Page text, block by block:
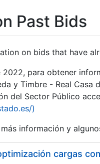
Past Bids
on bids that have
para obtener
y Timbre - Real
del Sector Público
)
información y
cargas